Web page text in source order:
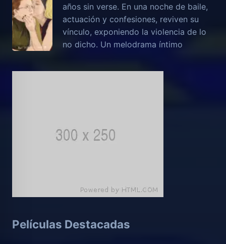
años sin verse. En una noche de baile,
actuación y confesiones, reviven su
vínculo, exponiendo la violencia de lo
no dicho. Un melodrama íntimo
Películas Destacadas